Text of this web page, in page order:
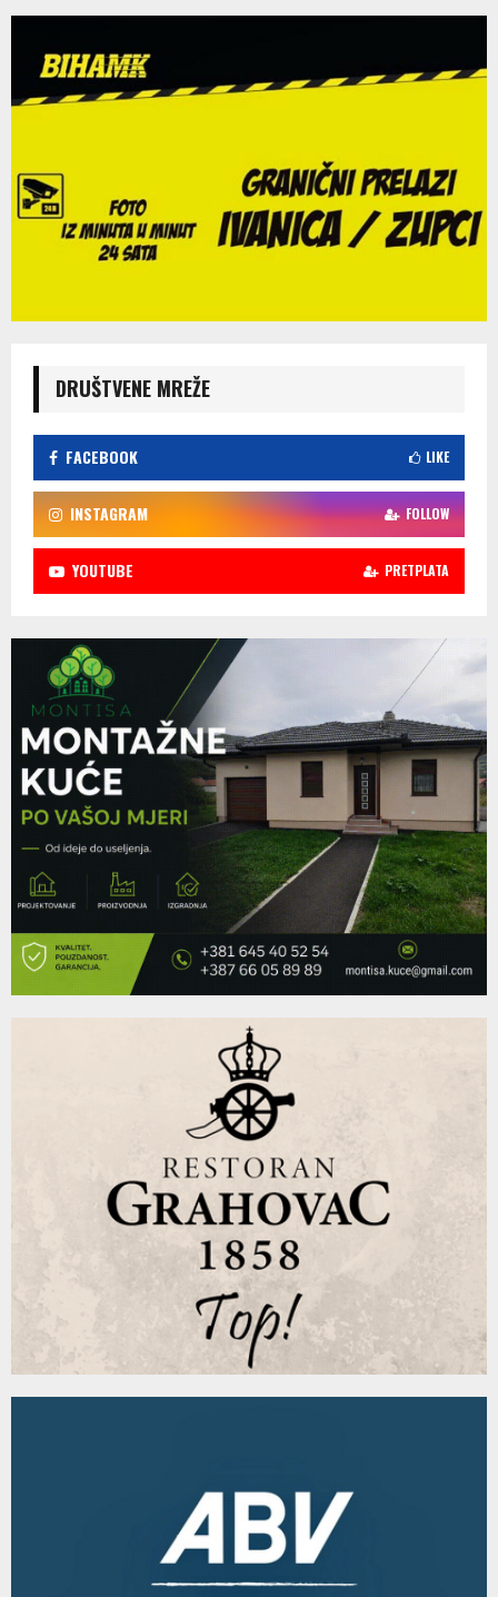
DRUŠTVENE MREŽE
FACEBOOK LIKE
INSTAGRAM FOLLOW
YOUTUBE PRETPLATA